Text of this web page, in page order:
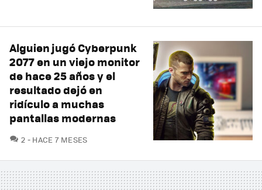
Alguien jugó Cyberpunk
2077 en un viejo monitor
de hace 25 años y el
resultado dejó en
ridículo a muchas
pantallas modernas
2 COMENTARIOS
HACE 7 MESES